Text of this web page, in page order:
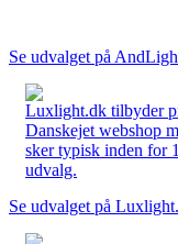
Se udvalget på
Luxlight.dk tilbyder
Danskejet webshop
sker typisk inden for
udvalg.
Se udvalget på